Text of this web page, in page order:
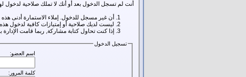
أنت لم تسجل الدخول بعد أو أنك لا تملك صلاحية لدخول
أن غير مسجل للدخول. إملاء الاستمارة أدنى
ليست لديك صلاحية أو إمتيازات كافية لدخول
إذا كنت تحاول كتابة مشاركة, ربما قامت
تسجيل الدخول
اسم العضو:
كلمة المرور: